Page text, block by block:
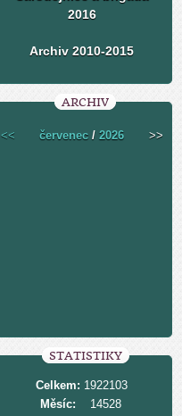
2016
Archiv 2010-2015
ARCHIV
<< červenec /2026 >>
STATISTIKY
Celkem: 1922103
Měsíc:
14528